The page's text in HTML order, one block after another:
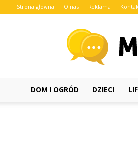
Strona główna O nas Reklama
DOM I OGRÓD DZIECI